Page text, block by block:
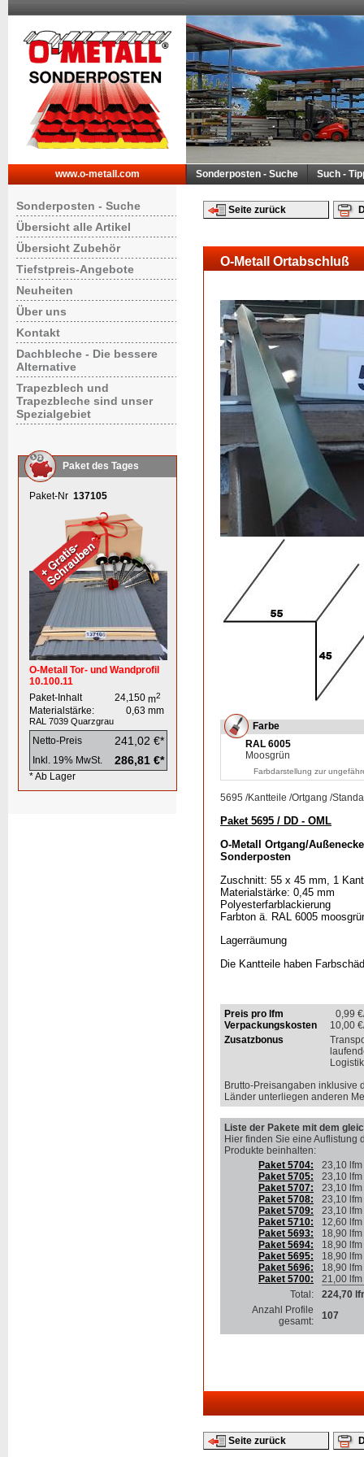
www.o-metall.com Sonderposten - Suche Such -
Sonderposten - Suche
Übersicht alle Artikel
Übersicht Zubehör
Tiefstpreis-Angebote
Neuheiten
Über uns
Kontakt
Dachbleche - Die bessere
Alternative
Trapezblech und
Trapezbleche sind unser
Spezialgebiet
Paket des Tages
Paket-Nr 137105
O-Metall Tor- und Wandprofil
10.100.11
Paket-Inhalt
24,150 m2
Materialstärke: 0,63 mm
RAL 7039 Quarzgrau
Netto-Preis 241,02 €*
Inkl. 19% MwSt. 286,81 €*
* Ab Lager
Seite zurück
O-Metall Ortabschluß
Farbe
RAL 6005
Moosgrün
Farbdarstellung zur
5695 /Kantteile /Ortgang /
Paket 5695 / DD - OML
O-Metall Ortgang/Außenecke
Sonderposten
Zuschnitt: 55 x 45 mm, 1
Materialstärke: 0,45 mm
Polyesterfarblackierung
Farbton ä. RAL 6005
Lagerräumung
Die Kantteile haben
Preis pro lfm 0,99
Verpackungskosten
10,00
Zusatzbonus
Brutto-Preisangaben inklusive
Länder unterliegen anderen
Liste der Pakete mit dem
Hier finden Sie eine Auflistung
Produkte beinhalten:
Paket 5704:
Paket 5705:
Paket 5707:
Paket 5708:
Paket 5709:
Paket 5710:
Paket 5693:
Paket 5694:
Paket 5695:
Paket 5696:
Paket 5700:
23,10 lfm
23,10 lfm
23,10 lfm
23,10 lfm
23,10 lfm
12,60 lfm
18,90 lfm
18,90 lfm
18,90 lfm
18,90 lfm
21,00 lfm
Total:
224,70
Anzahl Profile
gesamt:
107
Seite zurück